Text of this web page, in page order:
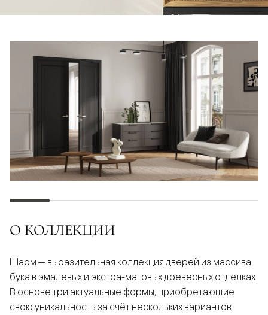
О КОЛЛЕКЦИИ
Шарм — выразительная коллекция дверей из массива
бука в эмалевых и экстра-матовых древесных отделках.
В основе три актуальные формы, приобретающие
свою уникальность за счёт нескольких вариантов